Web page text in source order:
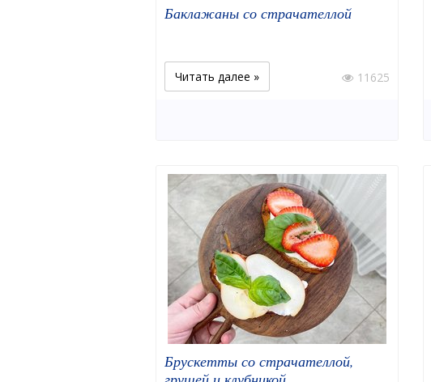
Баклажаны со страчателлой
Читать далее » 11625
Брускетты со страчателлой,